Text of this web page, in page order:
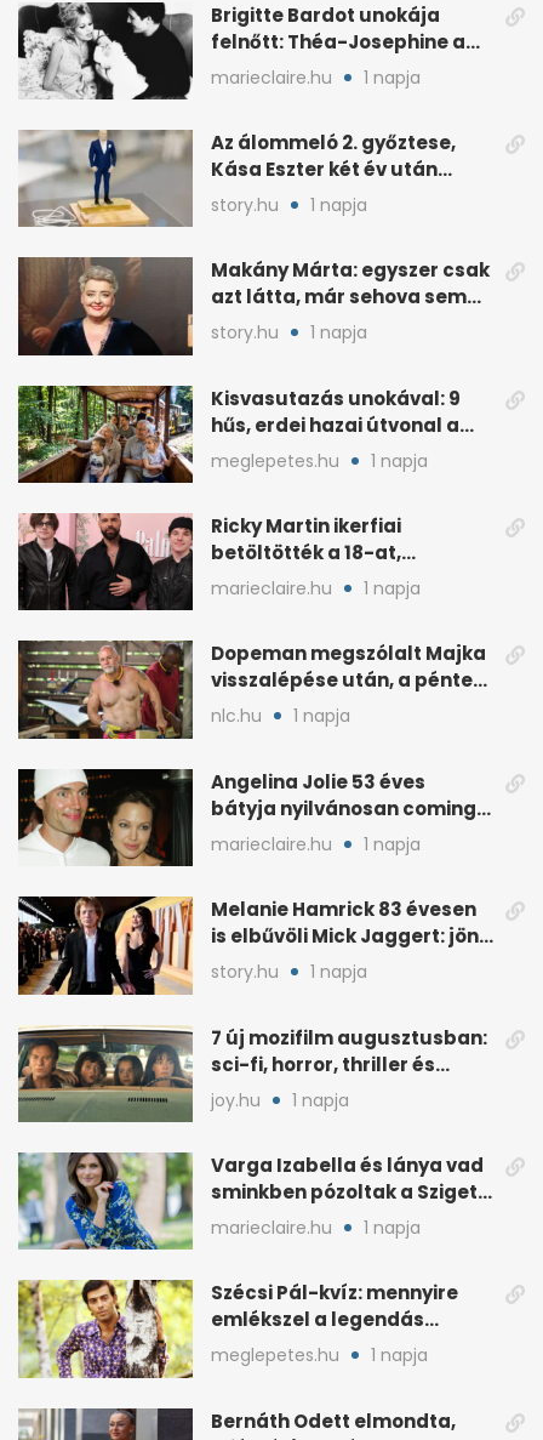
Brigitte Bardot unokája
felnőtt: Théa-Josephine a
nagymamájára hasonlít
marieclaire.hu 1 napja
Az álommeló 2. győztese,
Kása Eszter két év után
felmondott Balogh
Leventénél
story.hu 1 napja
Makány Márta: egyszer csak
azt látta, már sehova sem
hívják
story.hu 1 napja
Kisvasutazás unokával: 9
hűs, erdei hazai útvonal a
kánikulára
meglepetes.hu 1 napja
Ricky Martin ikerfiai
betöltötték a 18-at,
megható üzenet jött tőle
marieclaire.hu 1 napja
Dopeman megszólalt Majka
visszalépése után, a pénteki
koncert marad
nlc.hu 1 napja
Angelina Jolie 53 éves
bátyja nyilvánosan coming
outolt, volt felesége
marieclaire.hu 1 napja
Melanie Hamrick 83 évesen
is elbűvöli Mick Jaggert: jön
az esküvő?
story.hu 1 napja
7 új mozifilm augusztusban:
sci-fi, horror, thriller és
könnyedebb címek
joy.hu 1 napja
Varga Izabella és lánya vad
sminkben pózoltak a Sziget
előtt
marieclaire.hu 1 napja
Szécsi Pál-kvíz: mennyire
emlékszel a legendás
énekes történetére?
meglepetes.hu 1 napja
Bernáth Odett elmondta,